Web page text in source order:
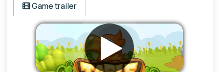
Game trailer